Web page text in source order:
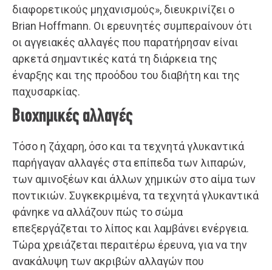
διαφορετικούς μηχανισμούς», διευκρινίζει ο
Brian Hoffmann. Οι ερευνητές συμπεραίνουν ότι
οι αγγειακές αλλαγές που παρατήρησαν είναι
αρκετά σημαντικές κατά τη διάρκεια της
έναρξης και της προόδου του διαβήτη και της
παχυσαρκίας.
Βιοχημικές αλλαγές
Τόσο η ζάχαρη, όσο και τα τεχνητά γλυκαντικά
παρήγαγαν αλλαγές στα επίπεδα των λιπαρών,
των αμινοξέων και άλλων χημικών στο αίμα των
ποντικιών. Συγκεκριμένα, τα τεχνητά γλυκαντικά
φάνηκε να αλλάζουν πώς το σώμα
επεξεργάζεται το λίπος και λαμβάνει ενέργεια.
Τώρα χρειάζεται περαιτέρω έρευνα, για να την
ανακάλυψη των ακριβών αλλαγών που